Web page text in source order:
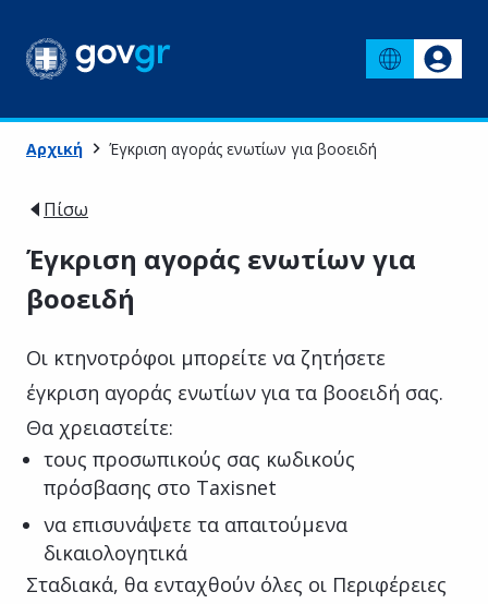
Αρχική Έγκριση αγοράς ενωτίων για βοοειδή
Πίσω
Έγκριση αγοράς ενωτίων για
βοοειδή
Οι κτηνοτρόφοι μπορείτε να ζητήσετε
έγκριση αγοράς ενωτίων για τα βοοειδή σας.
Θα χρειαστείτε:
τους προσωπικούς σας κωδικούς
πρόσβασης στο Taxisnet
να επισυνάψετε τα απαιτούμενα
δικαιολογητικά
Σταδιακά, θα ενταχθούν όλες οι Περιφέρειες